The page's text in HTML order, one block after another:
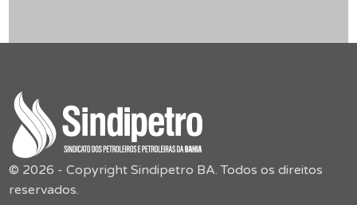
© 2026 - Copyright Sindipetro BA. Todos os direitos
reservados.